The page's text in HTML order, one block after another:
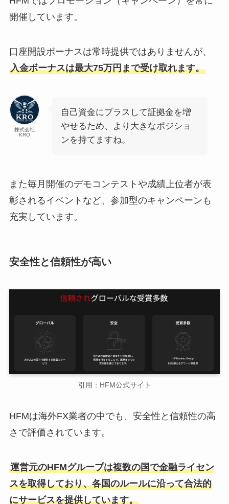
開催しています。
口座開設ボーナスは常時提供ではありませんが、
入金ボーナスは最大75万円まで受け取れます。
株式会社
KRO
自己資金にプラスして証拠金を増
やせるため、より大きなポジショ
ンを持てますね。
また毎月開催のデモコンテストや成績上位者が表
彰されるイベントなど、参加型のキャンペーンも
充実しています。
安全性と信頼性が高い
引用：HFM公式サイト
HFMは海外FX業者の中でも、安全性と信頼性の高
さで評価されています。
運営元のHFMグループは複数の国で金融ライセン
スを取得しており、各国のルールに沿って合法的
にサービスを提供しています。